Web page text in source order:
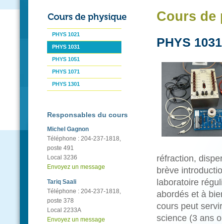
Cours de
PHYS
réfraction,
brève
laboratoire
abordés et à
cours peut
science (3 ans
PHYS 1021
PHYS 1031
PHYS 1051
PHYS 1071
PHYS 1301
Responsables du cours
Michel Gagnon
Téléphone : 204-237-1818,
poste 491
Local 3236
Envoyez un message
Tariq Saali
Téléphone : 204-237-1818,
poste 378
Local 2233A
Envoyez un message